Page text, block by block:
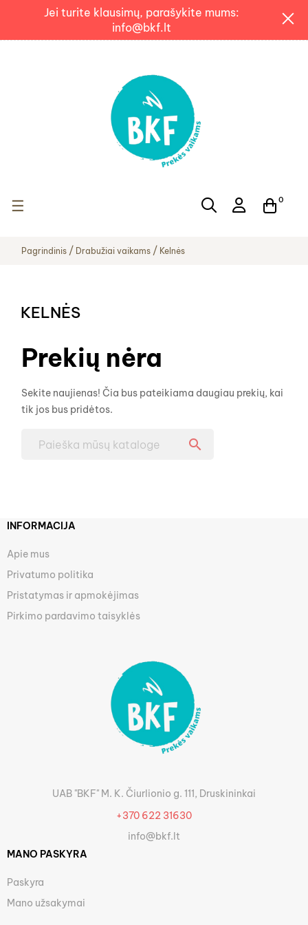
Jei turite klausimų, parašykite mums:
info@bkf.lt
Toggle navigation
☰ 0
Pagrindinis Drabužiai vaikams Kelnės
KELNĖS
Prekių nėra
Sekite naujienas! Čia bus pateikiama daugiau prekių, kai
tik jos bus pridėtos.

INFORMACIJA
Apie mus
Privatumo politika
Pristatymas ir apmokėjimas
Pirkimo pardavimo taisyklės
UAB "BKF" M. K. Čiurlionio g. 111, Druskininkai
+370 622 31630
info@bkf.lt
MANO PASKYRA
Paskyra
Mano užsakymai